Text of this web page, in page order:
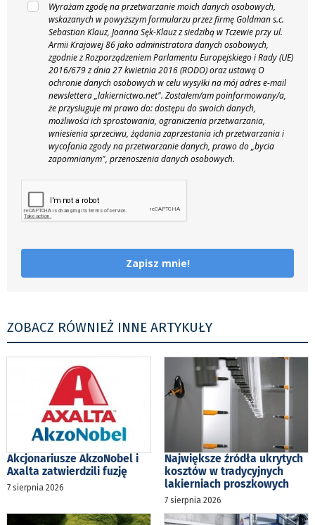
Wyrażam zgodę na przetwarzanie moich danych osobowych,
wskazanych w powyższym formularzu przez firmę Goldman s.c.
Sebastian Klauz, Joanna Sęk-Klauz z siedzibą w Tczewie przy ul.
Armii Krajowej 86 jako administratora danych osobowych,
zgodnie z Rozporządzeniem Parlamentu Europejskiego i Rady (UE)
2016/679 z dnia 27 kwietnia 2016 (RODO) oraz ustawą O
ochronie danych osobowych w celu wysyłki na mój adres e-mail
newslettera „lakiernictwo.net". Zostałem/am poinformowany/a,
że przysługuje mi prawo do: dostępu do swoich danych,
możliwości ich sprostowania, ograniczenia przetwarzania,
wniesienia sprzeciwu, żądania zaprzestania ich przetwarzania i
wycofania zgody na przetwarzanie danych, prawo do „bycia
zapomnianym", przenoszenia danych osobowych.
Zapisz mnie!
ZOBACZ RÓWNIEŻ INNE ARTYKUŁY
Akcjonariusze AkzoNobel i
Axalta zatwierdzili fuzję
7 sierpnia 2026
Największe źródła ukrytych
kosztów w tradycyjnych
lakierniach proszkowych
7 sierpnia 2026